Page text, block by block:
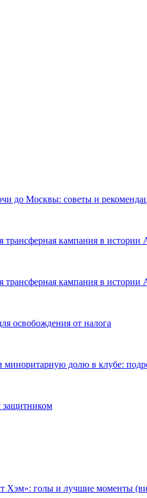
до Москвы: советы и
трансферная кампания в истории
трансферная кампания в истории
освобождения от налога
долю в клубе:
защитником
Хэм»: голы и лучшие моменты